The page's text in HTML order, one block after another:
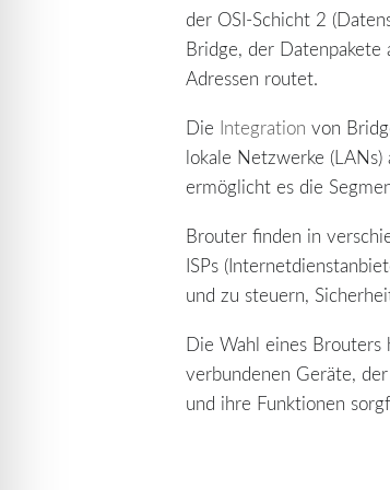
der OSI-Schicht 2
Bridge, der
Adressen routet.
Die Integration von
lokale Netzwerke
ermöglicht es die
Brouter finden in
ISPs
und zu steuern,
Die Wahl eines Brouters
verbundenen Geräte,
und ihre Funktionen